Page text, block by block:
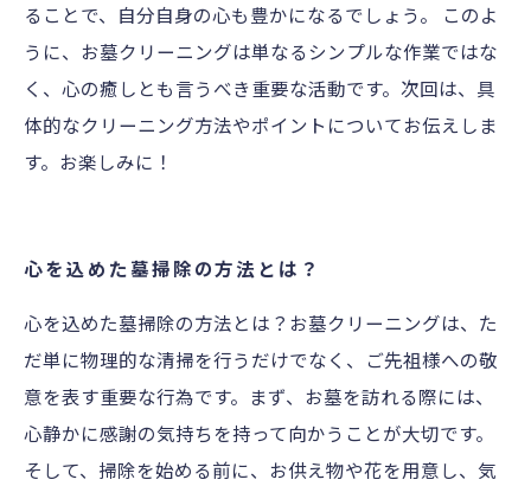
ることで、自分自身の心も豊かになるでしょう。 このよ
うに、お墓クリーニングは単なるシンプルな作業ではな
く、心の癒しとも言うべき重要な活動です。次回は、具
体的なクリーニング方法やポイントについてお伝えしま
す。お楽しみに！
心を込めた墓掃除の方法とは？
心を込めた墓掃除の方法とは？お墓クリーニングは、た
だ単に物理的な清掃を行うだけでなく、ご先祖様への敬
意を表す重要な行為です。まず、お墓を訪れる際には、
心静かに感謝の気持ちを持って向かうことが大切です。
そして、掃除を始める前に、お供え物や花を用意し、気